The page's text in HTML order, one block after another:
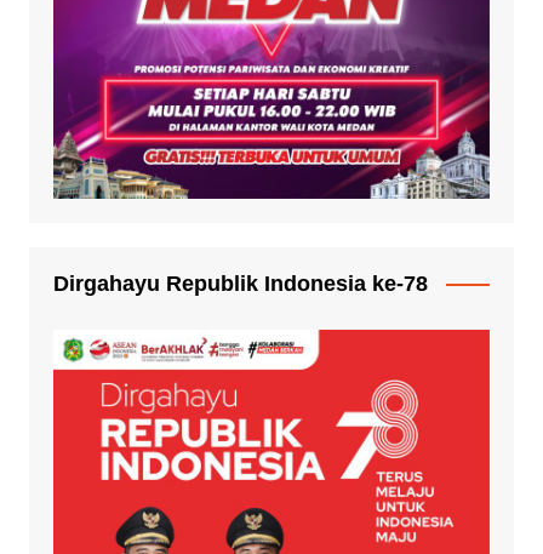
Dirgahayu Republik Indonesia ke-78